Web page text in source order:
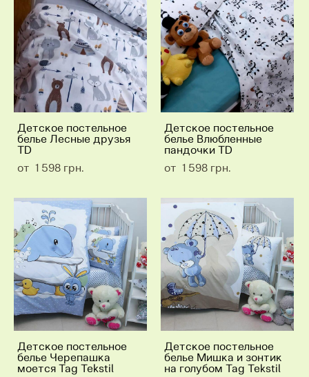
Детское постельное
белье Лесные друзья
TD
от 1 598 грн.
Детское постельное
белье Влюбленные
пандочки TD
от 1 598 грн.
Детское постельное
белье Черепашка
моется Tag Tekstil
Детское постельное
белье Мишка и зонтик
на голубом Tag Tekstil